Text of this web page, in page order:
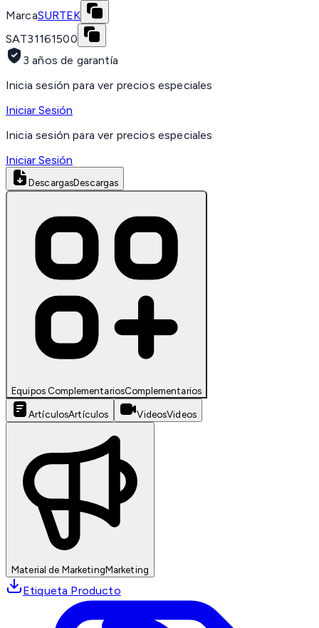
MarcaSURTEK
SAT31161500
3 años de garantía
Inicia sesión para ver precios especiales
Iniciar Sesión
Inicia sesión para ver precios especiales
Iniciar Sesión
DescargasDescargas
Equipos ComplementariosComplementarios
ArtículosArtículos VideosVideos
Material de MarketingMarketing
Etiqueta Producto